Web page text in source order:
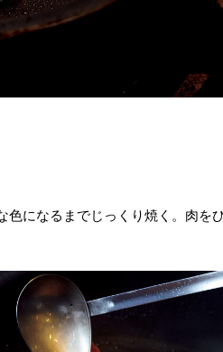
になるまでじっくり焼く。肉を